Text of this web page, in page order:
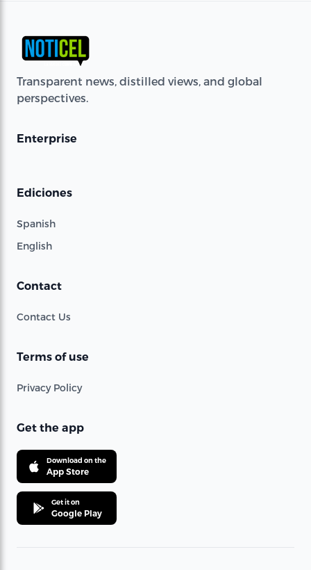
Transparent news, distilled views, and global
perspectives.
Enterprise
Ediciones
Spanish
English
Contact
Contact Us
Terms of use
Privacy Policy
Get the app
Download on the
App Store
Get it on
Google Play